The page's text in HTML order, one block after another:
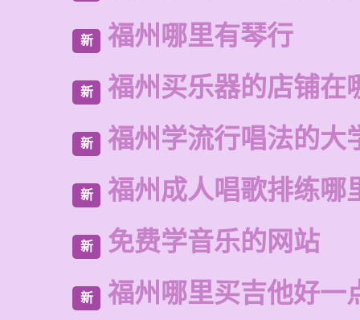
新 福州哪里有琴行
新 福州买乐器的店铺在
新 福州学流行唱法的大
新 福州成人唱歌排练哪
新 免费学音乐的网站
新 福州哪里买吉他好一